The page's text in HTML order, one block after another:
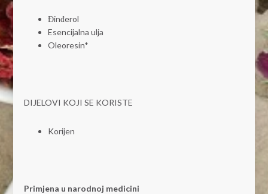
Đinđerol
Esencijalna ulja
Oleoresin*
DIJELOVI KOJI SE KORISTE
Korijen
Primjena u narodnoj medicini